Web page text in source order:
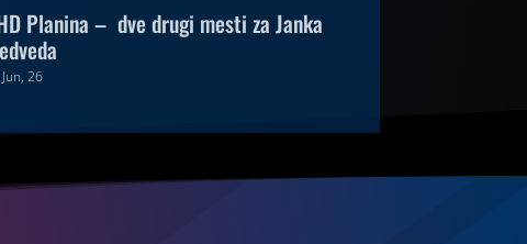
Planina – dve drugi mesti za Janka
26